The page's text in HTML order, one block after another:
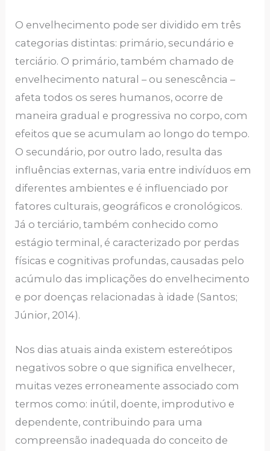
O envelhecimento pode ser dividido em três
categorias distintas: primário, secundário e
terciário. O primário, também chamado de
envelhecimento natural – ou senescência –
afeta todos os seres humanos, ocorre de
maneira gradual e progressiva no corpo, com
efeitos que se acumulam ao longo do tempo.
O secundário, por outro lado, resulta das
influências externas, varia entre indivíduos em
diferentes ambientes e é influenciado por
fatores culturais, geográficos e cronológicos.
Já o terciário, também conhecido como
estágio terminal, é caracterizado por perdas
físicas e cognitivas profundas, causadas pelo
acúmulo das implicações do envelhecimento
e por doenças relacionadas à idade (Santos;
Júnior, 2014).
Nos dias atuais ainda existem estereótipos
negativos sobre o que significa envelhecer,
muitas vezes erroneamente associado com
termos como: inútil, doente, improdutivo e
dependente, contribuindo para uma
compreensão inadequada do conceito de